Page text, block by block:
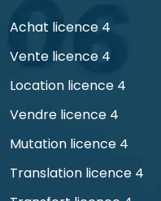
Achat licence 4
Vente licence 4
Location licence 4
Vendre licence 4
Mutation licence 4
Translation licence 4